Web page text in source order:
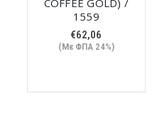
1559
€62,06
(Με ΦΠΑ 24%)